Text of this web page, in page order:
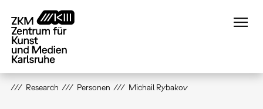
zum
Inhalt
Research Personen Michail Rybakov